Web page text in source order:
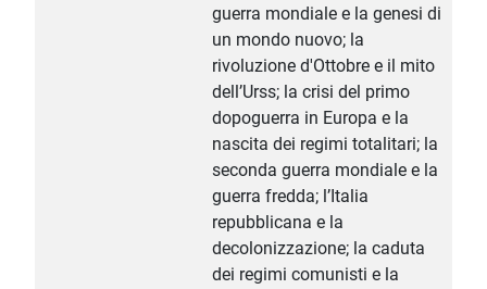
guerra mondiale e la genesi di
un mondo nuovo; la
rivoluzione d'Ottobre e il mito
dell’Urss; la crisi del primo
dopoguerra in Europa e la
nascita dei regimi totalitari; la
seconda guerra mondiale e la
guerra fredda; l’Italia
repubblicana e la
decolonizzazione; la caduta
dei regimi comunisti e la